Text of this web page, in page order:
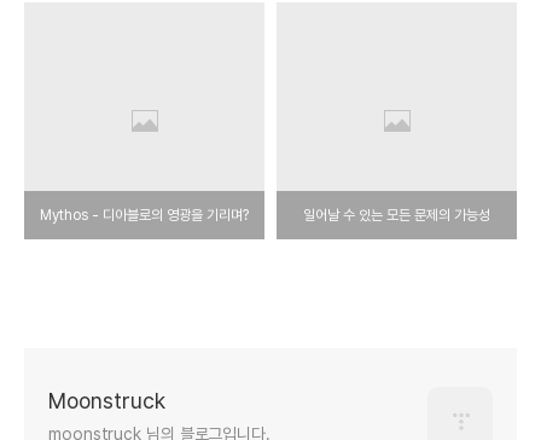
Mythos - 디아블로의 영광을 기리며? 일어날 수 있는 모든 문제의 가능성
Moonstruck
moonstruck 님의 블로그입니다.